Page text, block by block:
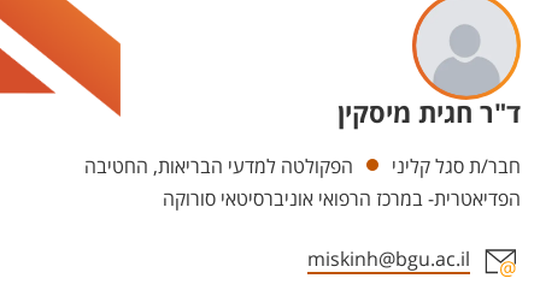
ד"ר חגית מיסקין
Departments
חבר/ת סגל קליני
הפקולטה למדעי הבריאות, החטיבה
הפדיאטרית- במרכז הרפואי אוניברסיטאי סורוקה
miskinh@bgu.ac.il